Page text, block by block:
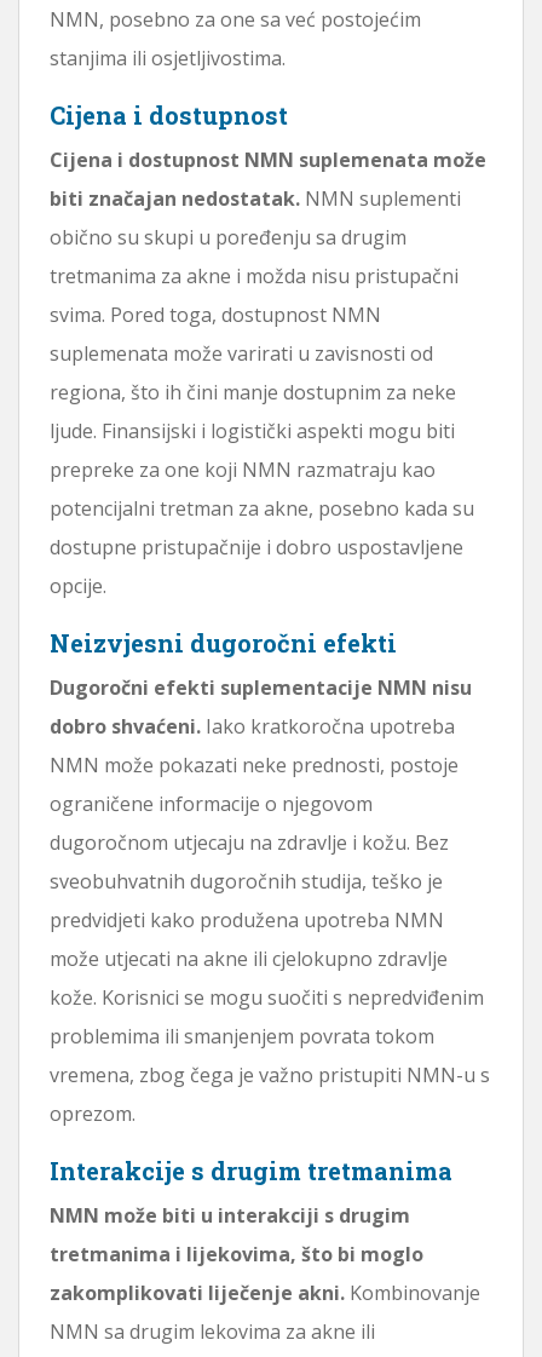
NMN, posebno za one sa već postojećim
stanjima ili osjetljivostima.
Cijena i dostupnost
Cijena i dostupnost NMN suplemenata može
biti značajan nedostatak. NMN suplementi
obično su skupi u poređenju sa drugim
tretmanima za akne i možda nisu pristupačni
svima. Pored toga, dostupnost NMN
suplemenata može varirati u zavisnosti od
regiona, što ih čini manje dostupnim za neke
ljude. Finansijski i logistički aspekti mogu biti
prepreke za one koji NMN razmatraju kao
potencijalni tretman za akne, posebno kada su
dostupne pristupačnije i dobro uspostavljene
opcije.
Neizvjesni dugoročni efekti
Dugoročni efekti suplementacije NMN nisu
dobro shvaćeni. Iako kratkoročna upotreba
NMN može pokazati neke prednosti, postoje
ograničene informacije o njegovom
dugoročnom utjecaju na zdravlje i kožu. Bez
sveobuhvatnih dugoročnih studija, teško je
predvidjeti kako produžena upotreba NMN
može utjecati na akne ili cjelokupno zdravlje
kože. Korisnici se mogu suočiti s nepredviđenim
problemima ili smanjenjem povrata tokom
vremena, zbog čega je važno pristupiti NMN-u s
oprezom.
Interakcije s drugim tretmanima
NMN može biti u interakciji s drugim
tretmanima i lijekovima, što bi moglo
zakomplikovati liječenje akni. Kombinovanje
NMN sa drugim lekovima za akne ili